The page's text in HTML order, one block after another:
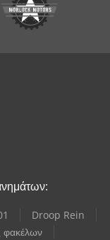
Droop Rein
φακέλων